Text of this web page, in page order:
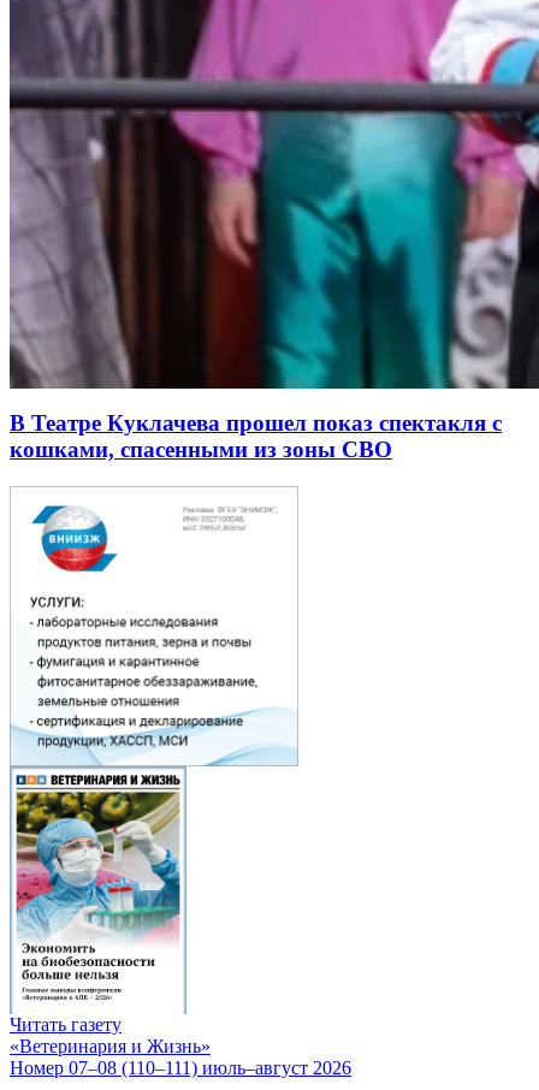
В Театре Куклачева прошел показ спектакля с
кошками, спасенными из зоны СВО
Читать газету
«Ветеринария и Жизнь»
Номер 07–08 (110–111) июль–август 2026